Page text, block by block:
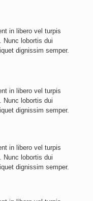
in libero vel turpis
Nunc lobortis dui
dignissim semper.
in libero vel turpis
Nunc lobortis dui
dignissim semper.
in libero vel turpis
Nunc lobortis dui
dignissim semper.